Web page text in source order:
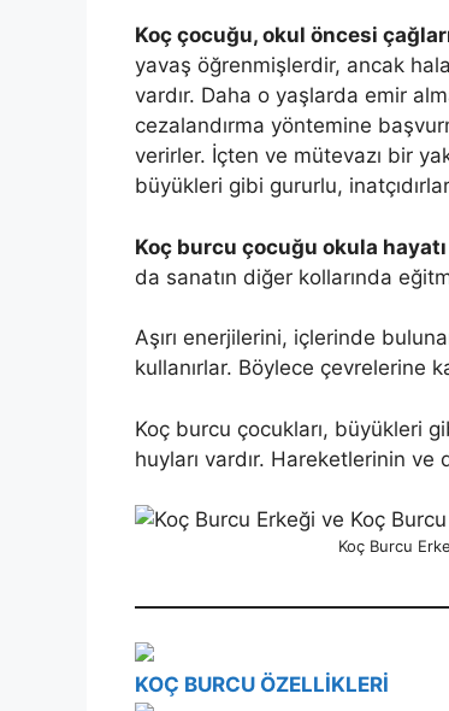
Koç çocuğu, okul öncesi
yavaş öğrenmişlerdir, ancak
vardır. Daha o yaşlarda emir
cezalandırma yöntemine
verirler. İçten ve mütevazı bir
büyükleri gibi gururlu,
Koç burcu çocuğu okula hayatı
da sanatın diğer kollarında
Aşırı enerjilerini, içlerinde
kullanırlar. Böylece çevrelerine
Koç burcu çocukları, büyükleri
huyları vardır. Hareketlerinin ve
Koç Burcu
KOÇ BURCU ÖZELLİKLERİ